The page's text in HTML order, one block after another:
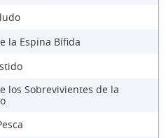
la Espina Bífida
los Sobrevivientes de la